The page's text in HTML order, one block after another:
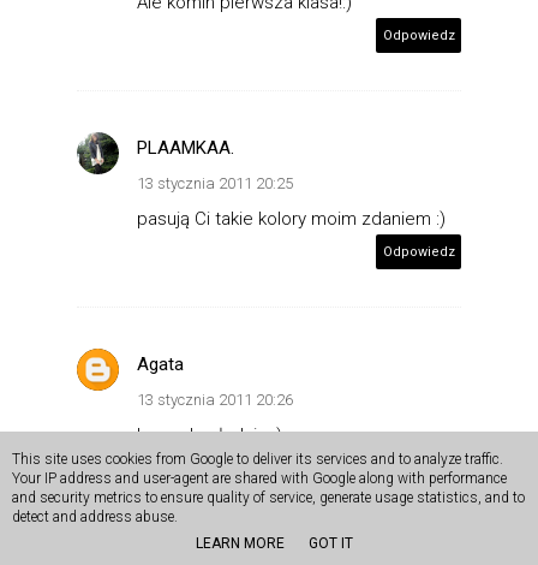
Odpowiedz
PLAAMKAA.
13 stycznia 2011 20:25
pasują Ci takie kolory moim zdaniem :)
Odpowiedz
Agata
13 stycznia 2011 20:26
baaardzo ładnie :)
torebka niezbyt do mnie przemawia, ale
cała reszta strasznie mi się podoba! *.*
This site uses cookies from Google to deliver its services and to analyze traffic.
Your IP address and user-agent are shared with Google along with performance
and security metrics to ensure quality of service, generate usage statistics, and to
detect and address abuse.
LEARN MORE
GOT IT